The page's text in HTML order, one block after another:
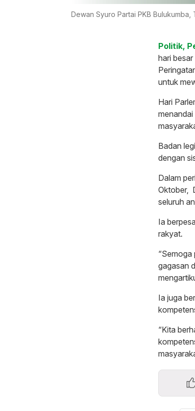
Dewan Syuro Partai PKB Bulukumba,
Politik,
hari
untuk
Hari
Badan
dengan
Dalam
Oktober,
seluruh
Ia
rakyat.
“Semoga
gagasan
Ia juga
“Kita